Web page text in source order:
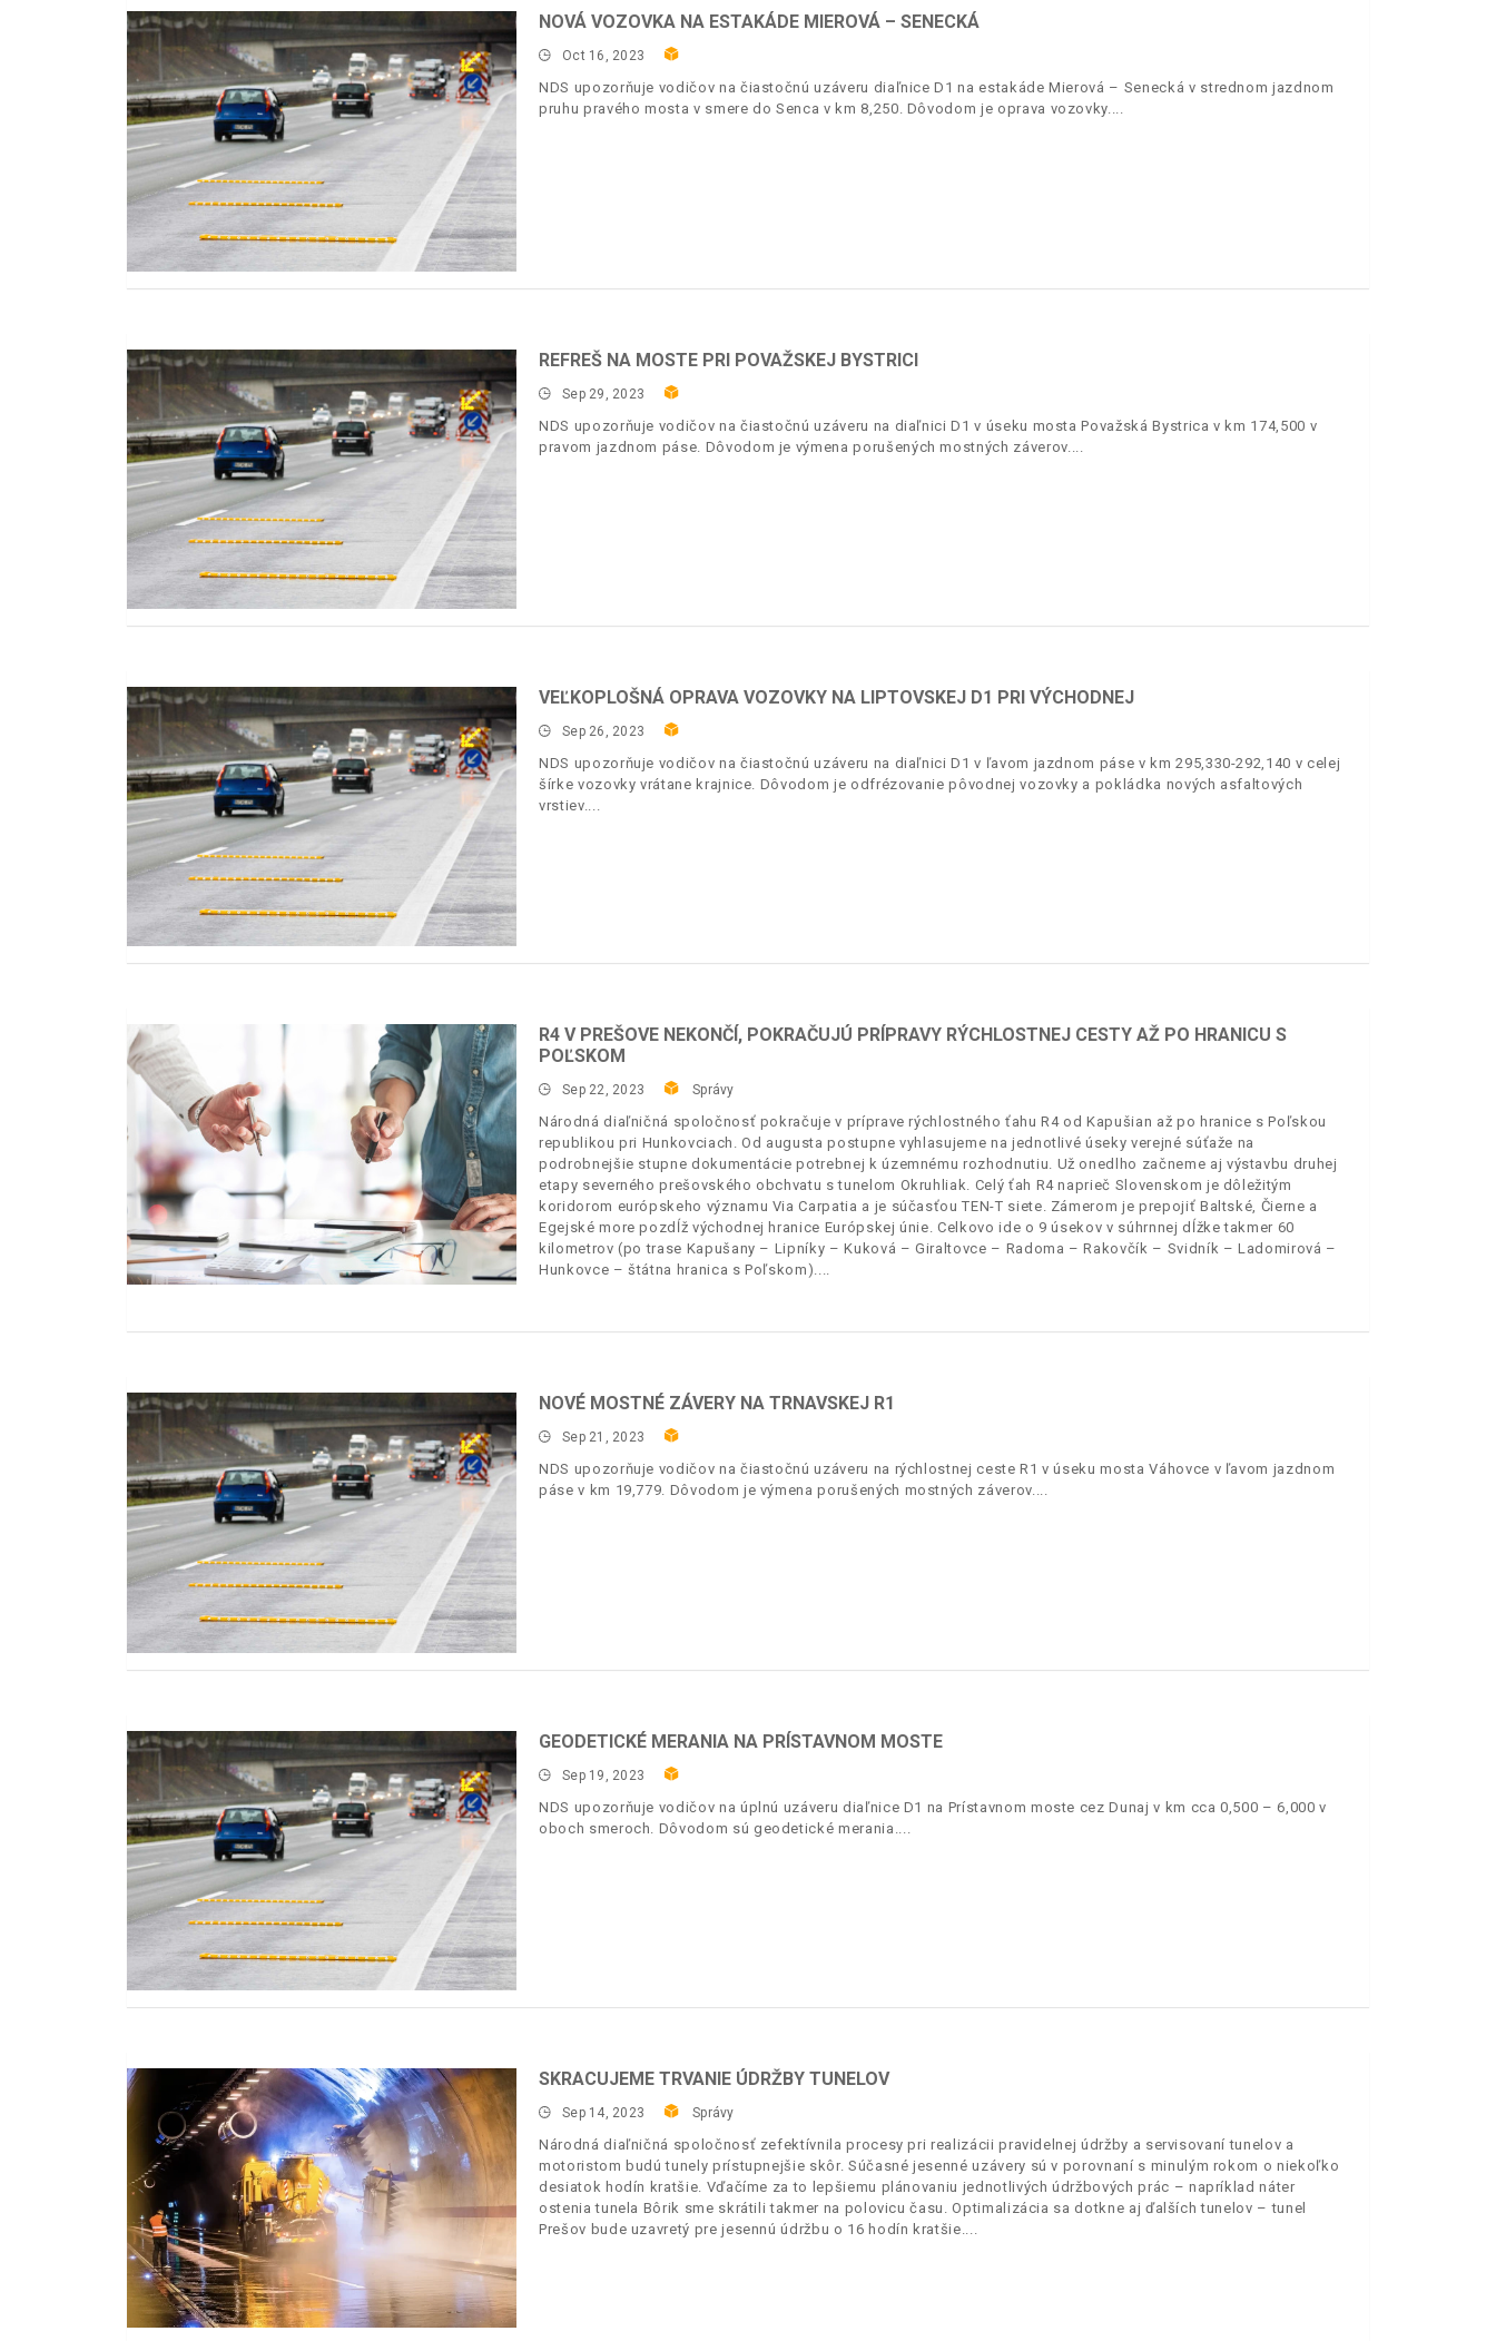
NOVÁ VOZOVKA NA ESTAKÁDE MIEROVÁ – SENECKÁ
Oct 16, 2023
NDS upozorňuje vodičov na čiastočnú uzáveru diaľnice D1 na estakáde Mierová – Senecká v strednom jazdnom
pruhu pravého mosta v smere do Senca v km 8,250. Dôvodom je oprava vozovky.
REFREŠ NA MOSTE PRI POVAŽSKEJ BYSTRICI
Sep 29, 2023
NDS upozorňuje vodičov na čiastočnú uzáveru na diaľnici D1 v úseku mosta Považská Bystrica v km 174,500 v
pravom jazdnom páse. Dôvodom je výmena porušených mostných záverov.
VEĽKOPLOŠNÁ OPRAVA VOZOVKY NA LIPTOVSKEJ D1 PRI VÝCHODNEJ
Sep 26, 2023
NDS upozorňuje vodičov na čiastočnú uzáveru na diaľnici D1 v ľavom jazdnom páse v km 295,330-292,140 v celej
šírke vozovky vrátane krajnice. Dôvodom je odfrézovanie pôvodnej vozovky a pokládka nových asfaltových
vrstiev.
R4 V PREŠOVE NEKONČÍ, POKRAČUJÚ PRÍPRAVY RÝCHLOSTNEJ CESTY AŽ PO HRANICU S
POĽSKOM
Sep 22, 2023 Správy
Národná diaľničná spoločnosť pokračuje v príprave rýchlostného ťahu R4 od Kapušian až po hranice s Poľskou
republikou pri Hunkovciach. Od augusta postupne vyhlasujeme na jednotlivé úseky verejné súťaže na
podrobnejšie stupne dokumentácie potrebnej k územnému rozhodnutiu. Už onedlho začneme aj výstavbu druhej
etapy severného prešovského obchvatu s tunelom Okruhliak. Celý ťah R4 naprieč Slovenskom je dôležitým
koridorom európskeho významu Via Carpatia a je súčasťou TEN-T siete. Zámerom je prepojiť Baltské, Čierne a
Egejské more pozdĺž východnej hranice Európskej únie. Celkovo ide o 9 úsekov v súhrnnej dĺžke takmer 60
kilometrov (po trase Kapušany – Lipníky – Kuková – Giraltovce – Radoma – Rakovčík – Svidník – Ladomirová –
Hunkovce – štátna hranica s Poľskom).
NOVÉ MOSTNÉ ZÁVERY NA TRNAVSKEJ R1
Sep 21, 2023
NDS upozorňuje vodičov na čiastočnú uzáveru na rýchlostnej ceste R1 v úseku mosta Váhovce v ľavom jazdnom
páse v km 19,779. Dôvodom je výmena porušených mostných záverov.
GEODETICKÉ MERANIA NA PRÍSTAVNOM MOSTE
Sep 19, 2023
NDS upozorňuje vodičov na úplnú uzáveru diaľnice D1 na Prístavnom moste cez Dunaj v km cca 0,500 – 6,000 v
oboch smeroch. Dôvodom sú geodetické merania.
SKRACUJEME TRVANIE ÚDRŽBY TUNELOV
Sep 14, 2023 Správy
Národná diaľničná spoločnosť zefektívnila procesy pri realizácii pravidelnej údržby a servisovaní tunelov a
motoristom budú tunely prístupnejšie skôr. Súčasné jesenné uzávery sú v porovnaní s minulým rokom o niekoľko
desiatok hodín kratšie. Vďačíme za to lepšiemu plánovaniu jednotlivých údržbových prác – napríklad náter
ostenia tunela Bôrik sme skrátili takmer na polovicu času. Optimalizácia sa dotkne aj ďalších tunelov – tunel
Prešov bude uzavretý pre jesennú údržbu o 16 hodín kratšie.